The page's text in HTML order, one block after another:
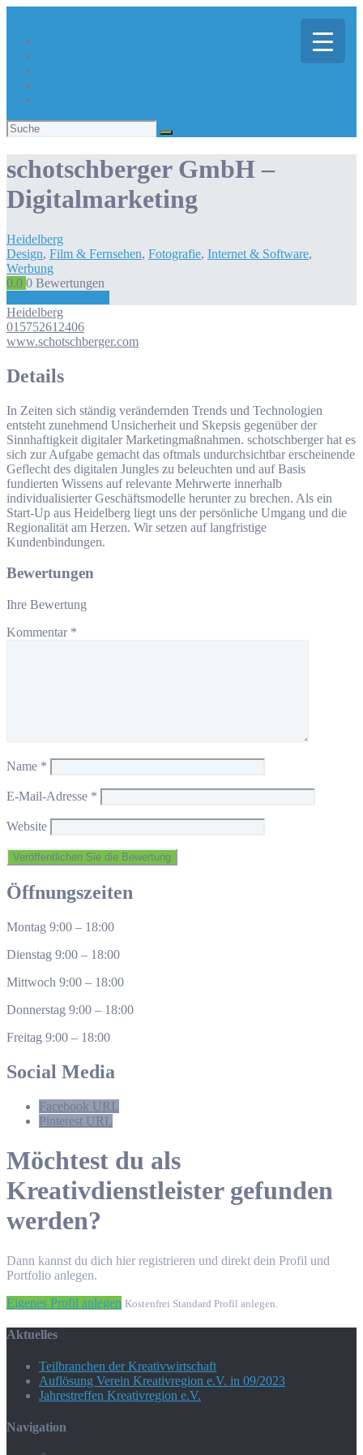
Suchen
nach:
schotschberger GmbH –
Digitalmarketing
Heidelberg
Design, Film & Fernsehen, Fotografie, Internet & Software,
Werbung
0.0 0 Bewertungen
Heidelberg
015752612406
www.schotschberger.com
Details
In Zeiten sich ständig verändernden Trends und Technologien
entsteht zunehmend Unsicherheit und Skepsis gegenüber der
Sinnhaftigkeit digitaler Marketingmaßnahmen. schotschberger hat es
sich zur Aufgabe gemacht das oftmals undurchsichtbar erscheinende
Geflecht des digitalen Jungles zu beleuchten und auf Basis
fundierten Wissens auf relevante Mehrwerte innerhalb
individualisierter Geschäftsmodelle herunter zu brechen. Als ein
Start-Up aus Heidelberg liegt uns der persönliche Umgang und die
Regionalität am Herzen. Wir setzen auf langfristige
Kundenbindungen.
Bewertungen
Ihre Bewertung
Kommentar *
Name *
E-Mail-Adresse *
Website
Öffnungszeiten
Montag 9:00 – 18:00
Dienstag 9:00 – 18:00
Mittwoch 9:00 – 18:00
Donnerstag 9:00 – 18:00
Freitag 9:00 – 18:00
Social Media
Facebook URL
Pinterest URL
Möchtest du als
Kreativdienstleister gefunden
werden?
Dann kannst du dich hier registrieren und direkt dein Profil und
Portfolio anlegen.
Eigenes Profil anlegen Kostenfrei Standard Profil anlegen.
Aktuelles
Teilbranchen der Kreativwirtschaft
Auflösung Verein Kreativregion e.V. in 09/2023
Jahrestreffen Kreativregion e.V.
Navigation